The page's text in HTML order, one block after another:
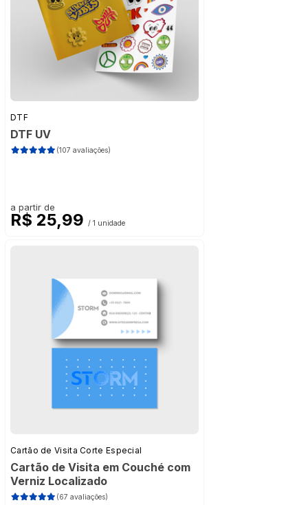
DTF
DTF UV
(107 avaliações)
a partir de
R$ 25,99 / 1 unidade
Cartão de Visita Corte Especial
Cartão de Visita em Couché com
Verniz Localizado
(67 avaliações)